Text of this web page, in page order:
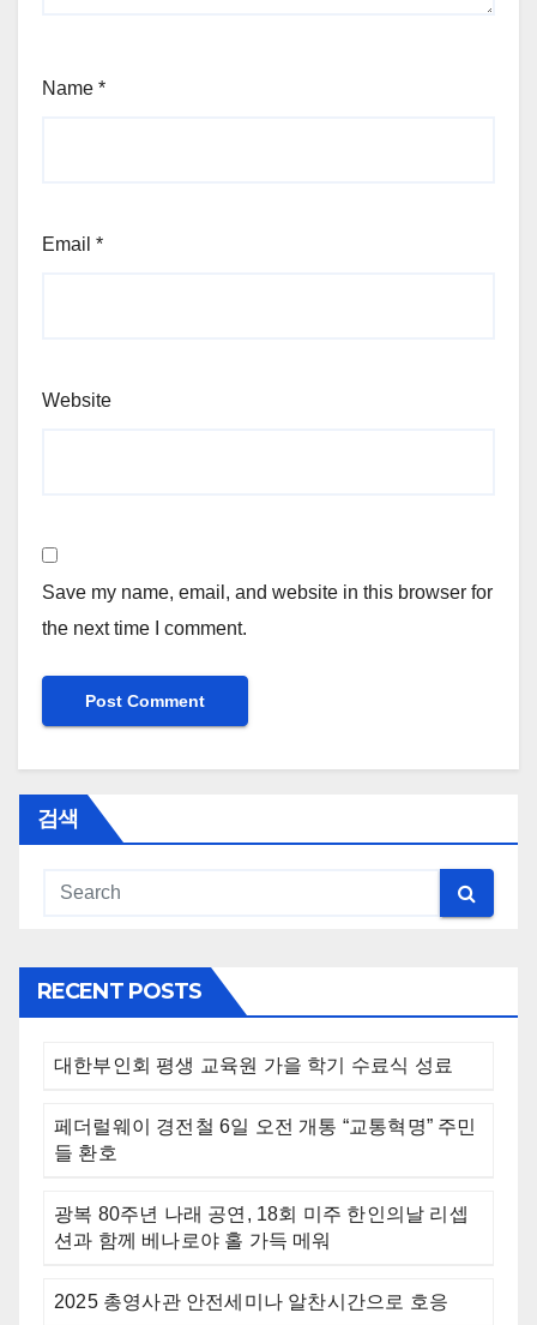
Name *
Email *
Website
Save my name, email, and website in this browser for
the next time I comment.
검색
RECENT POSTS
대한부인회 평생 교육원 가을 학기 수료식 성료
페더럴웨이 경전철 6일 오전 개통 “교통혁명” 주민
들 환호
광복 80주년 나래 공연, 18회 미주 한인의날 리셉
션과 함께 베나로야 홀 가득 메워
2025 총영사관 안전세미나 알찬시간으로 호응